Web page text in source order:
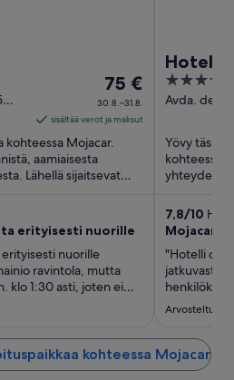
Hinta
on
75 €
per
ajalle
31.8.
75 €
30.8.–31.8.
sisältää verot ja maksut
kohteessa Mojacar.
aamiaisesta
Lähellä sijaitsevat
erityisesti nuorille
nuorille
ravintola, mutta
klo 1:30 asti, joten ei
omaa rauhaa. :)
yllätyksiä ei ..."
Hotel
4
out
5
Avda. del
Yövy tässä
kohteessa
yhteydestä,
7,8/10
Mojacar
"Hotelli oli
hyvä,mutta
Arvosteltu
kohteessa Mojacar